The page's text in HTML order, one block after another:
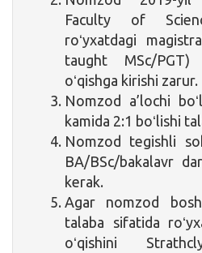
Faculty of
roʻyxatdagi
taught MSc/PGT)
oʻqishga kirishi zarur.
Nomzod a’lochi
kamida 2:1 boʻlishi
Nomzod tegishli
BA/BSc/bakalavr
kerak.
Agar nomzod
talaba sifatida
oʻqishini